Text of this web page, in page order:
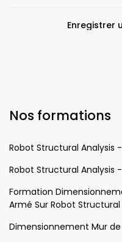
Enregistrer
Nos formations
Robot Structural
Robot Structural Analysis
Formation
Armé Sur Robot Structural
Dimensionnement Mur